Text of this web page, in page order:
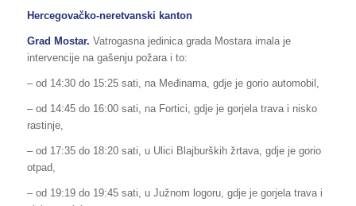
Hercegovačko-neretvanski kanton
Grad Mostar. Vatrogasna jedinica grada Mostara imala je
intervencije na gašenju požara i to:
– od 14:30 do 15:25 sati, na Međinama, gdje je gorio automobil,
– od 14:45 do 16:00 sati, na Fortici, gdje je gorjela trava i nisko
rastinje,
– od 17:35 do 18:20 sati, u Ulici Blajburških žrtava, gdje je gorio
otpad,
– od 19:19 do 19:45 sati, u Južnom logoru, gdje je gorjela trava i